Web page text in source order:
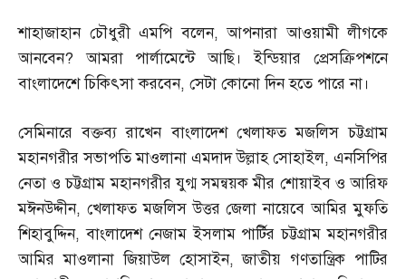
শাহাজাহান চৌধুরী এমপি বলেন,আপনারা আওয়ামী লীগকে
আনবেন?আমরা পার্লামেন্টে আছি। ইন্ডিয়ার প্রেসক্রিপশনে
বাংলাদেশে চিকিৎসা করবেন, সেটা কোনো দিন হতে পারে না।
সেমিনারে বক্তব্য রাখেন বাংলাদেশ খেলাফত মজলিস চট্টগ্রাম
মহানগরীর সভাপতি মাওলানা এমদাদ উল্লাহ সোহাইল, এনসিপির
নেতা ও চট্টগ্রাম মহানগরীর যুগ্ম সমন্বয়ক মীর শোয়াইব ও আরিফ
মঈনউদ্দীন, খেলাফত মজলিস উত্তর জেলা নায়েবে আমির মুফতি
শিহাবুদ্দিন,বাংলাদেশ নেজাম ইসলাম পার্টির চট্টগ্রাম মহানগরীর
আমির মাওলানা জিয়াউল হোসাইন,জাতীয় গণতান্ত্রিক পাটির